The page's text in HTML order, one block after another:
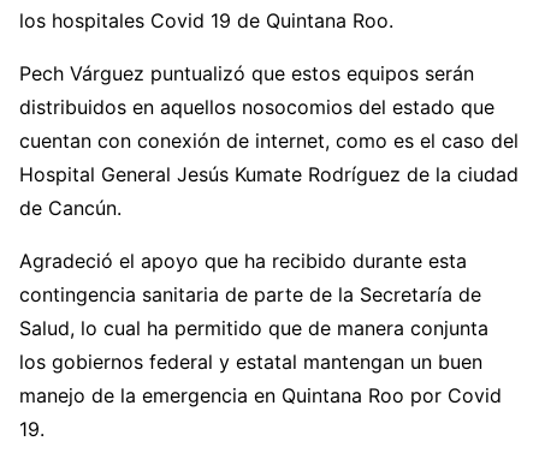
los hospitales Covid 19 de Quintana Roo.
Pech Várguez puntualizó que estos equipos serán
distribuidos en aquellos nosocomios del estado que
cuentan con conexión de internet, como es el caso del
Hospital General Jesús Kumate Rodríguez de la ciudad
de Cancún.
Agradeció el apoyo que ha recibido durante esta
contingencia sanitaria de parte de la Secretaría de
Salud, lo cual ha permitido que de manera conjunta
los gobiernos federal y estatal mantengan un buen
manejo de la emergencia en Quintana Roo por Covid
19.